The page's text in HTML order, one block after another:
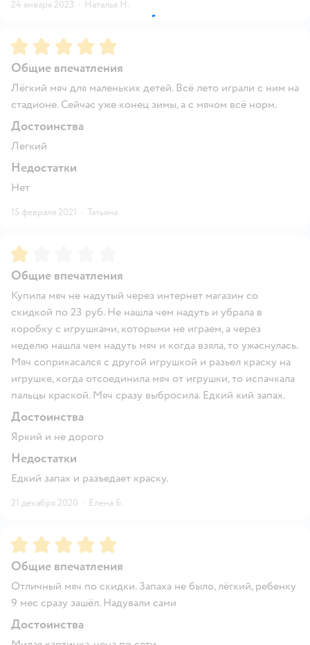
24 января 2023 · Наталья Н.
Рейтинг:5
Общие впечатления
Лёгкий мяч для маленьких детей. Всё лето играли с ним на
стадионе. Сейчас уже конец зимы, а с мячом всё норм.
Достоинства
Легкий
Недостатки
Нет
15 февраля 2021 · Татьяна
Рейтинг:
Общие впечатления
Купила мяч не надутый через интернет магазин со
скидкой по 23 руб. Не нашла чем надуть и убрала в
коробку с игрушками, которыми не играем, а через
неделю нашла чем надуть мяч и когда взяла, то ужаснулась.
Мяч соприкасался с другой игрушкой и разьел краску на
игрушке, когда отсоединила мяч от игрушки, то испачкала
пальцы краской. Мяч сразу выбросила. Едкий кий запах.
Достоинства
Яркий и не дорого
Недостатки
Едкий запах и разъедает краску.
21 декабря 2020 · Елена Б.
Рейтинг:5
Общие впечатления
Отличный мяч по скидки. Запаха не было, лёгкий, ребенку
9 мес сразу зашёл. Надували сами
Достоинства